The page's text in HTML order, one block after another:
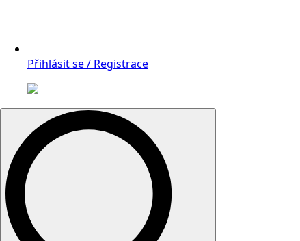
Přihlásit se / Registrace